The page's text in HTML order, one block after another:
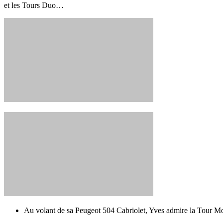
et les Tours Duo…
Au volant de sa Peugeot 504 Cabriolet, Yves admire la Tour